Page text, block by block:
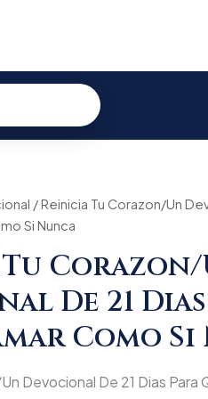
/ Reinicia Tu Corazon/Un
Si Nunca
De 21
Como
Devocional De 21 Dias Para